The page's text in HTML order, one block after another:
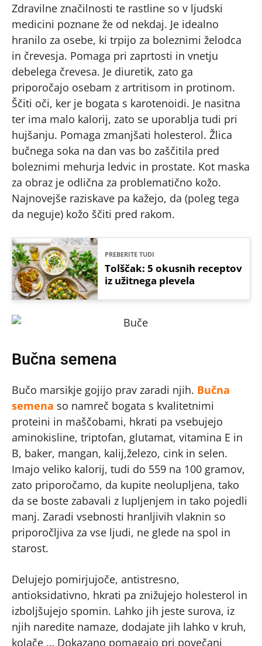
Zdravilne značilnosti te rastline so v ljudski
medicini poznane že od nekdaj. Je idealno
hranilo za osebe, ki trpijo za boleznimi želodca
in črevesja. Pomaga pri zaprtosti in vnetju
debelega črevesa. Je diuretik, zato ga
priporočajo osebam z artritisom in protinom.
Ščiti oči, ker je bogata s karotenoidi. Je nasitna
ter ima malo kalorij, zato se uporablja tudi pri
hujšanju. Pomaga zmanjšati holesterol. Žlica
bučnega soka na dan vas bo zaščitila pred
boleznimi mehurja ledvic in prostate. Kot maska
za obraz je odlična za problematično kožo.
Najnovejše raziskave pa kažejo, da (poleg tega
da neguje) kožo ščiti pred rakom.
PREBERITE TUDI
Tolščak: 5 okusnih receptov
iz užitnega plevela
Bučna semena
Bučo marsikje gojijo prav zaradi njih. Bučna
semena so namreč bogata s kvalitetnimi
proteini in maščobami, hkrati pa vsebujejo
aminokisline, triptofan, glutamat, vitamina E in
B, baker, mangan, kalij,železo, cink in selen.
Imajo veliko kalorij, tudi do 559 na 100 gramov,
zato priporočamo, da kupite neolupljena, tako
da se boste zabavali z lupljenjem in tako pojedli
manj. Zaradi vsebnosti hranljivih vlaknin so
priporočljiva za vse ljudi, ne glede na spol in
starost.
Delujejo pomirjujoče, antistresno,
antioksidativno, hkrati pa znižujejo holesterol in
izboljšujejo spomin. Lahko jih jeste surova, iz
njih naredite namaze, dodajate jih lahko v kruh,
kolače … Dokazano pomagajo pri povečani